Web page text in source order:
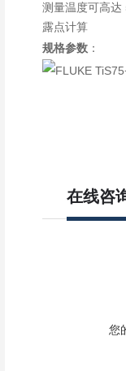
测量温度可高达
露点计算
规格参数：
在线咨
您